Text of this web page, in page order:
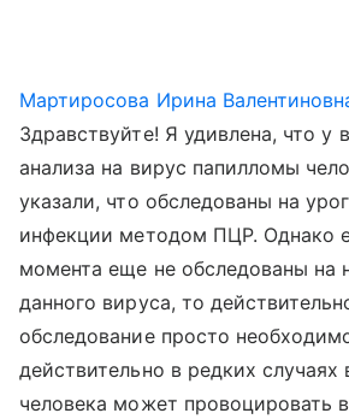
Мартиросова Ирина
Здравствуйте! Я удивлена, что у
анализа на вирус папилломы
указали, что обследованы на
инфекции методом ПЦР. Однако
момента еще не обследованы на
данного вируса, то
обследование просто
действительно в редких
человека может провоцировать